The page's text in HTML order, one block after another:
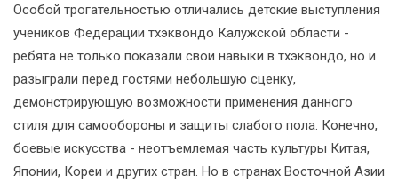
Особой трогательностью отличались детские выступления
учеников Федерации тхэквондо Калужской области -
ребята не только показали свои навыки в тхэквондо, но и
разыграли перед гостями небольшую сценку,
демонстрирующую возможности применения данного
стиля для самообороны и защиты слабого пола. Конечно,
боевые искусства - неотъемлемая часть культуры Китая,
Японии, Кореи и других стран. Но в странах Восточной Азии